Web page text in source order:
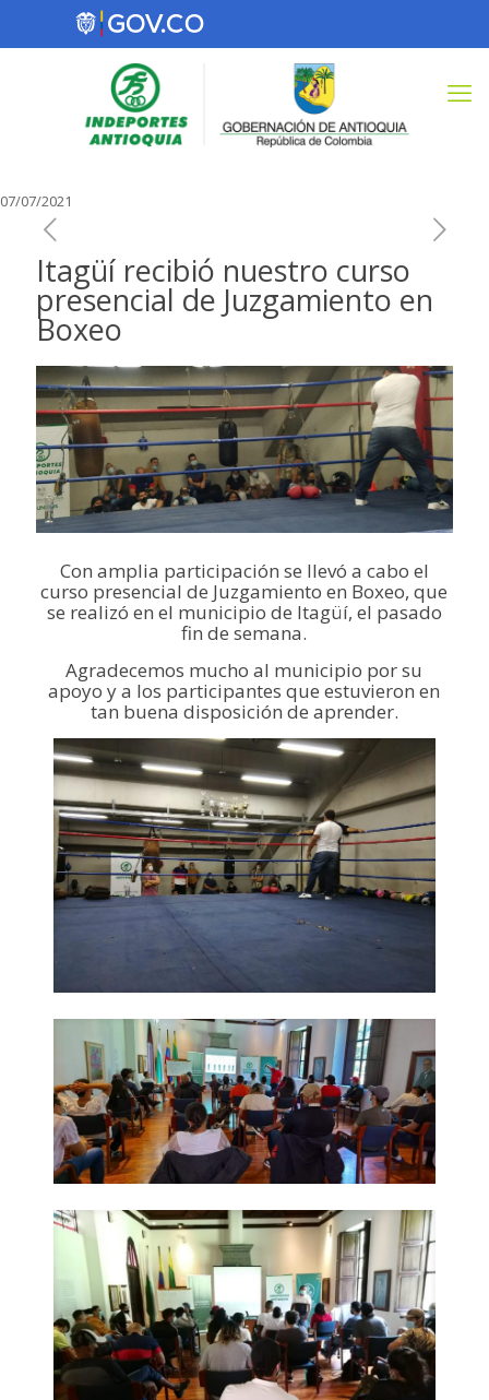
07/07/2021
Itagüí recibió nuestro curso
presencial de Juzgamiento en
Boxeo
Con amplia participación se llevó a cabo el
curso presencial de Juzgamiento en Boxeo, que
se realizó en el municipio de Itagüí, el pasado
fin de semana.
Agradecemos mucho al municipio por su
apoyo y a los participantes que estuvieron en
tan buena disposición de aprender.